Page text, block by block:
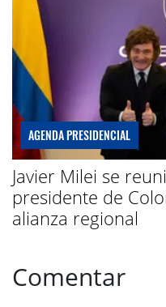
AGENDA PRESIDENCIAL
Javier Milei se
presidente de
alianza regional
Comentar